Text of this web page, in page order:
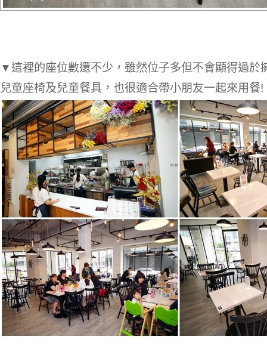
▼這裡的座位數還不少，雖然位子多但不會顯得過於
兒童座椅及兒童餐具，也很適合帶小朋友一起來用餐!